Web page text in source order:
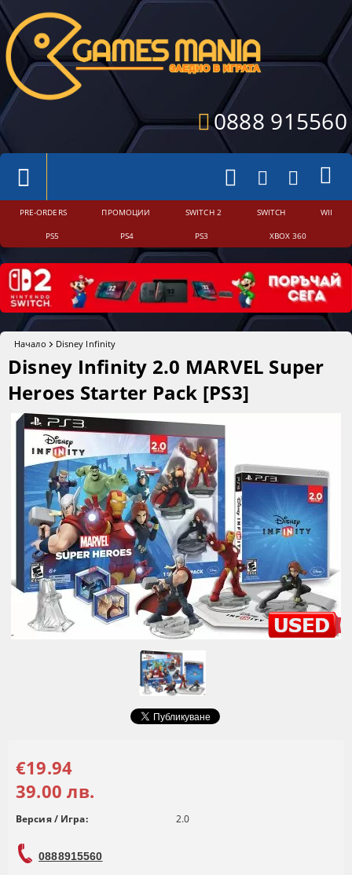
0888 915560
PRE-ORDERS ПРОМОЦИИ SWITCH 2 SWITCH WII
PS5 PS4 PS3 XBOX 360
Начало Disney Infinity
Disney Infinity 2.0 MARVEL Super
Heroes Starter Pack [PS3]
€19.94
39.00 лв.
Версия / Игра: 2.0
0888915560